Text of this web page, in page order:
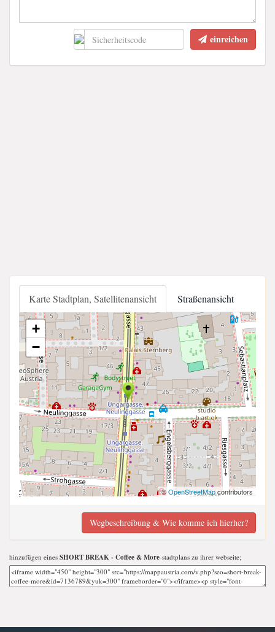
einreichen
Karte Stadtplan, Satellitenansicht Straßenansicht
+
−
©OpenStreetMapcontributors
Wegbeschreibung & Wie komme ich hierher?
hinzufügen eines SHORT BREAK - Coffee & More-stadtplans zu ihrer webseite;